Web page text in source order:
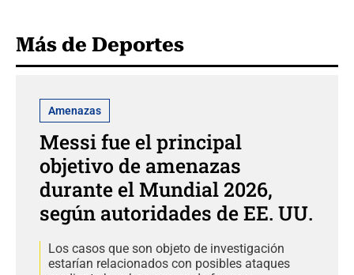
Más de Deportes
Amenazas
Messi fue el principal
objetivo de amenazas
durante el Mundial 2026,
según autoridades de EE. UU.
Los casos que son objeto de investigación
estarían relacionados con posibles ataques